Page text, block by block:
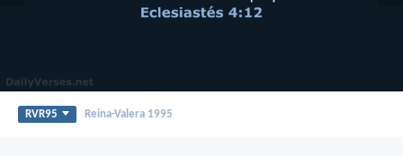
RVR95 Reina-Valera 1995